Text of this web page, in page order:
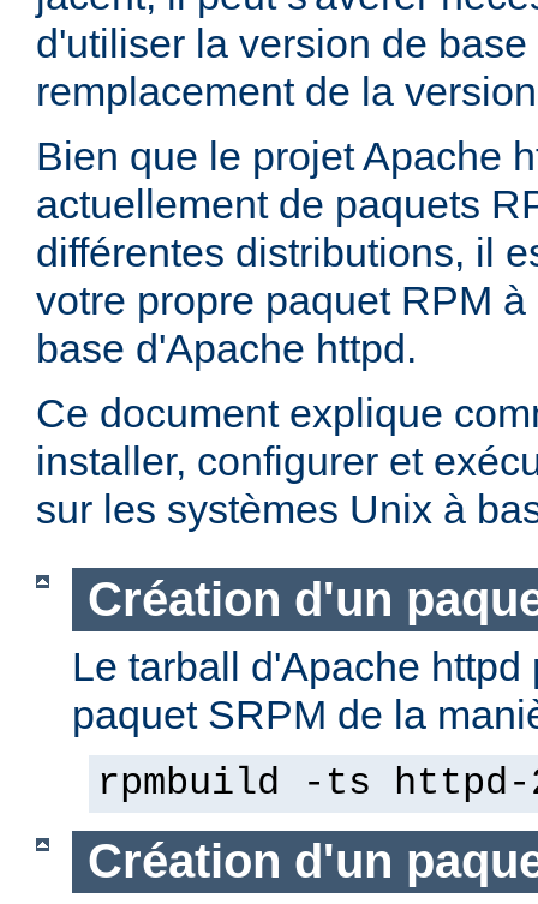
d'utiliser la version de
remplacement de la
Bien que le projet Apache
actuellement de paquets
différentes distributions, il
votre propre paquet RPM
base d'Apache httpd.
Ce document explique
installer, configurer et
sur les systèmes Unix à
Création d'un
Le tarball d'Apache
paquet SRPM de la
rpmbuild -ts
Création d'un